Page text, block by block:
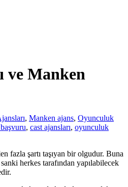
ve Manken
, Manken ajans, Oyunculuk
, cast ajansları, oyunculuk
fazla şartı taşıyan bir olgudur. Buna
sanki herkes tarafından yapılabilecek